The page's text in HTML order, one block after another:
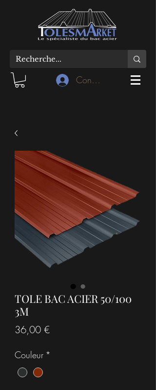
Connexion
TOLE BAC ACIER 50/100
3M
36,00 €Prix
Couleur *